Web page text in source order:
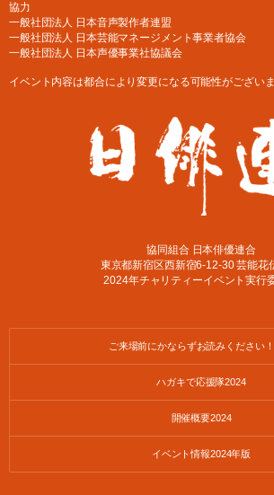
協力
一般社団法人 日本音声製作者連盟
一般社団法人 日本芸能マネージメント事業者協会
一般社団法人 日本声優事業社協議会
イベント内容は都合により変更になる可能性がござい
協同組合 日本俳優連合
東京都新宿区西新宿6-12-30 芸能花
2024年チャリティーイベント実行
ご来場前にかならずお読みください！
ハガキで応援隊2024
開催概要2024
イベント情報2024年版